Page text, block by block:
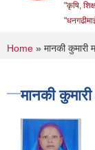
"कृषि,
You are
Home » मानकी कुमारी
मानकी